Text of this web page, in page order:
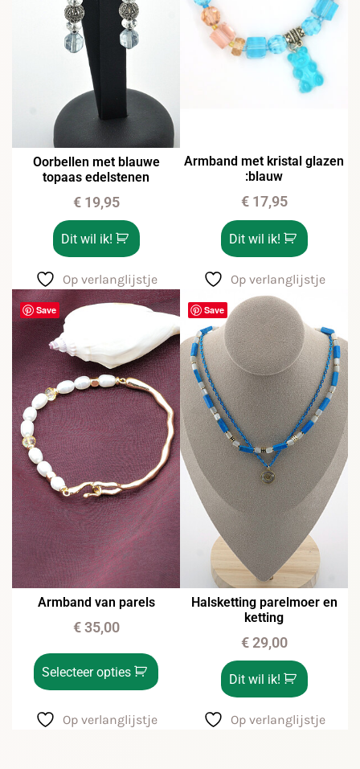
Oorbellen met blauwe
topaas edelstenen
€19,95
Dit wil ik!
Op verlanglijstje
Armband met kristal glazen
:blauw
€17,95
Dit wil ik!
Op verlanglijstje
Save
Armband van parels
€35,00
Selecteer opties
Op verlanglijstje
Save
Halsketting parelmoer en
ketting
€29,00
Dit wil ik!
Op verlanglijstje